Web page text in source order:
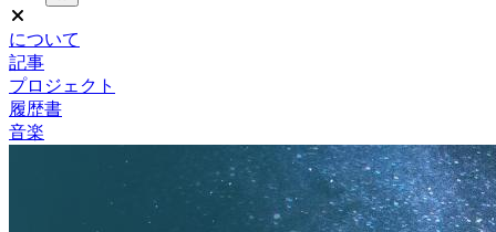
について
記事
プロジェクト
履歴書
音楽